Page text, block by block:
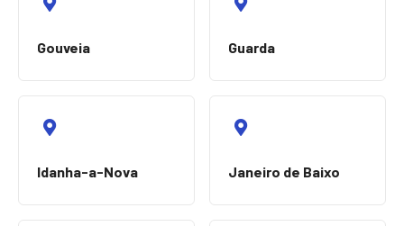
Gouveia Guarda
Idanha-a-Nova Janeiro de Baixo